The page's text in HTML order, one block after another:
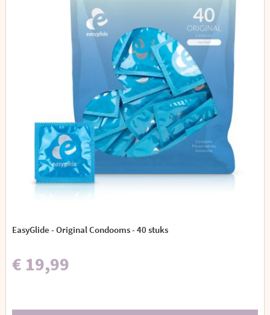
EasyGlide - Original Condooms - 40 stuks
€ 19,99